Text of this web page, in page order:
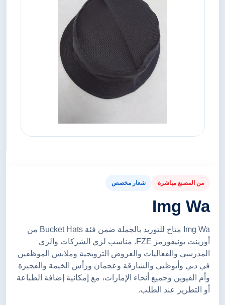
من المصنع مباشرة شعار مخصص
Img Wa
Img Wa متاح للتوريد بالجملة ضمن فئة Bucket Hats من
أورينت يونيفورمز FZE. مناسب لزي الشركات والزي
المدرسي والفعاليات والعروض الترويجية وملابس الموظفين
في دبي وأبوظبي والشارقة وعجمان ورأس الخيمة والفجيرة
وأم القيوين وجميع أنحاء الإمارات، مع إمكانية إضافة الطباعة
أو التطريز عند الطلب.